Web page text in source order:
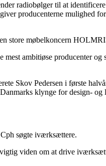
radiobølger til at
producenterne mulighed
store møbelkoncern
ambitiøse producenter og
Skov Pedersen i første
klynge for design- og
søgte iværksættere.
viden om at drive